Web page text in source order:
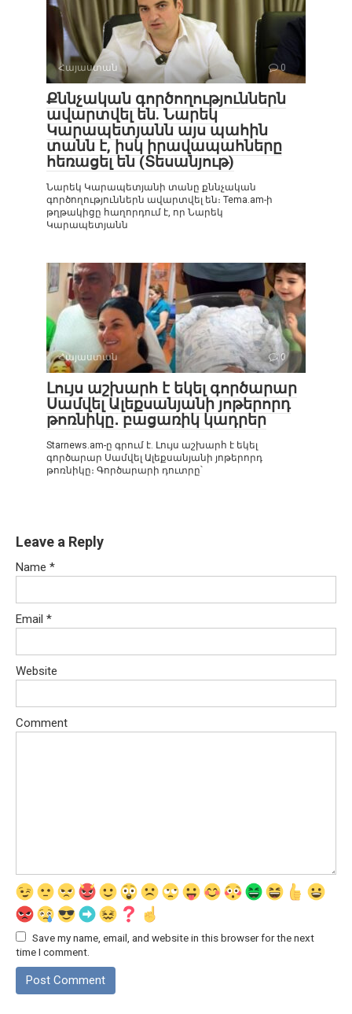
Հայաստան 0
Քննչական գործողություններն
ավարտվել են. Նարեկ
Կարապետյանն այս պահին
տանն է, իսկ իրավապահները
հեռացել են (Տեսանյութ)
Նարեկ Կարապետյանի տանը քննչական
գործողություններն ավարտվել են։ Tema.am-ի
թղթակիցը հաղորդում է, որ Նարեկ
Կարապետյանն
Հայաստան 0
Լույս աշխարհ է եկել գործարար
Սամվել Ալեքսանյանի յոթերորդ
թոռնիկը․ բացառիկ կադրեր
Starnews.am-ը գրում է. Լույս աշխարհ է եկել
գործարար Սամվել Ալեքսանյանի յոթերորդ
թոռնիկը։ Գործարարի դուտրը՝
Leave a Reply
Name *
Email *
Website
Comment
Save my name, email, and website in this browser for the next
time I comment.